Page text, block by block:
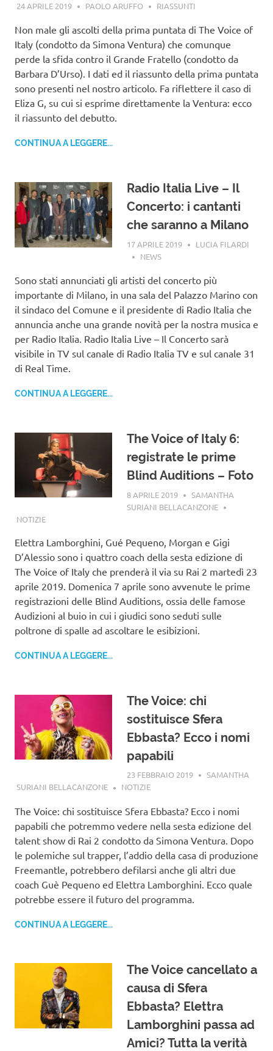
24 APRILE 2019 PAOLO ARUFFO RIASSUNTI
Non male gli ascolti della prima puntata di The Voice of
Italy (condotto da Simona Ventura) che comunque
perde la sfida contro il Grande Fratello (condotto da
Barbara D’Urso). I dati ed il riassunto della prima puntata
sono presenti nel nostro articolo. Fa riflettere il caso di
Eliza G, su cui si esprime direttamente la Ventura: ecco
il riassunto del debutto.
CONTINUA A LEGGERE...
Radio Italia Live – Il
Concerto: i cantanti
che saranno a Milano
17 APRILE 2019
LUCIA FILARDI
NEWS
Sono stati annunciati gli artisti del concerto più
importante di Milano, in una sala del Palazzo Marino con
il sindaco del Comune e il presidente di Radio Italia che
annuncia anche una grande novità per la nostra musica e
per Radio Italia. Radio Italia Live – Il Concerto sarà
visibile in TV sul canale di Radio Italia TV e sul canale 31
di Real Time.
CONTINUA A LEGGERE...
The Voice of Italy 6:
registrate le prime
Blind Auditions – Foto
8 APRILE 2019
SAMANTHA
SURIANI BELLACANZONE
NOTIZIE
Elettra Lamborghini, Gué Pequeno, Morgan e Gigi
D’Alessio sono i quattro coach della sesta edizione di
The Voice of Italy che prenderà il via su Rai 2 martedì 23
aprile 2019. Domenica 7 aprile sono avvenute le prime
registrazioni delle Blind Auditions, ossia delle famose
Audizioni al buio in cui i giudici sono seduti sulle
poltrone di spalle ad ascoltare le esibizioni.
CONTINUA A LEGGERE...
The Voice: chi
sostituisce Sfera
Ebbasta? Ecco i nomi
papabili
23 FEBBRAIO 2019
SAMANTHA
SURIANI BELLACANZONE
NOTIZIE
The Voice: chi sostituisce Sfera Ebbasta? Ecco i nomi
papabili che potremmo vedere nella sesta edizione del
talent show di Rai 2 condotto da Simona Ventura. Dopo
le polemiche sul trapper, l’addio della casa di produzione
Freemantle, potrebbero defilarsi anche gli altri due
coach Guè Pequeno ed Elettra Lamborghini. Ecco quale
potrebbe essere il futuro del programma.
CONTINUA A LEGGERE...
The Voice cancellato a
causa di Sfera
Ebbasta? Elettra
Lamborghini passa ad
Amici? Tutta la verità